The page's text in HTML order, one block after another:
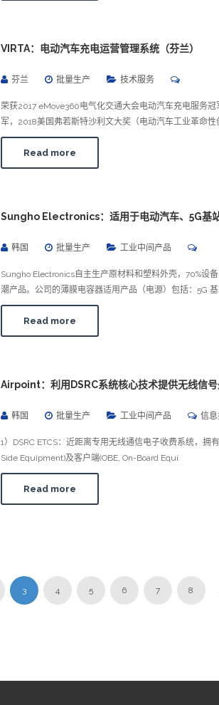
VIRTA：电动汽车充电运营管理系统（芬兰）
芬兰 批量生产 技术服务
荣获2017 eMove360电气化交通大会电动汽车充电服务
军，2018美国弗若斯特沙利文大奖（电动汽车工业革命
Read more
Sungho Electronics：适用于电动汽车、5G基
韩国 批量生产 工业中间产品
Sungho Electronics自主生产原材料和塑料外壳，70%设
潮产品。公司的薄膜电容器适用产品（电源）包括：5G
Read more
Airpoint：利用DSRC系统核心技术提供无线信
韩国 批量生产 工业中间产品 信
1）DSRC ETCS：近距离专用无线通信电子收费系统，拥
Side Equipment)及客户端(OBE, On-Board Equi
Read more
3 4 5 6 7 8